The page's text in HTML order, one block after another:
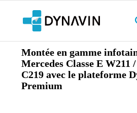
Montée en gamme
Mercedes Classe E W211
C219 avec le plateforme
Premium